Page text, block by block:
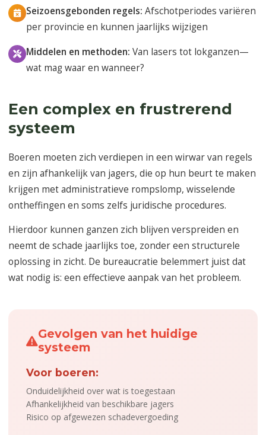
Seizoensgebonden regels: Afschotperiodes variëren
per provincie en kunnen jaarlijks wijzigen
Middelen en methoden: Van lasers tot lokganzen—
wat mag waar en wanneer?
Een complex en frustrerend
systeem
Boeren moeten zich verdiepen in een wirwar van regels
en zijn afhankelijk van jagers, die op hun beurt te maken
krijgen met administratieve rompslomp, wisselende
ontheffingen en soms zelfs juridische procedures.
Hierdoor kunnen ganzen zich blijven verspreiden en
neemt de schade jaarlijks toe, zonder een structurele
oplossing in zicht. De bureaucratie belemmert juist dat
wat nodig is: een effectieve aanpak van het probleem.
Gevolgen van het huidige
systeem
Voor boeren:
Onduidelijkheid over wat is toegestaan
Afhankelijkheid van beschikbare jagers
Risico op afgewezen schadevergoeding